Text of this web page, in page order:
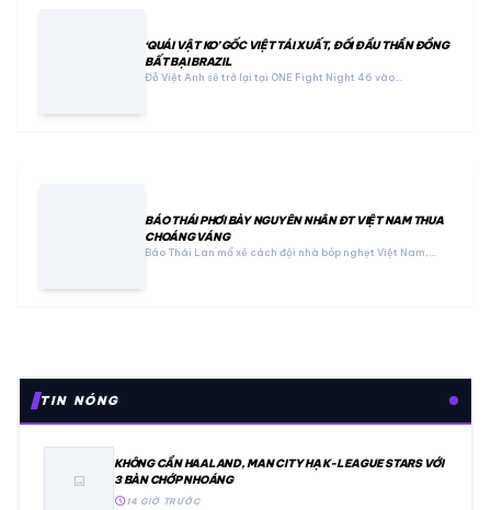
‘QUÁI VẬT KO’ GỐC VIỆT TÁI XUẤT, ĐỐI ĐẦU THẦN ĐỒNG
BẤT BẠI BRAZIL
Đỗ Việt Anh sẽ trở lại tại ONE Fight Night 46 vào…
BÁO THÁI PHƠI BÀY NGUYÊN NHÂN ĐT VIỆT NAM THUA
CHOÁNG VÁNG
Báo Thái Lan mổ xẻ cách đội nhà bóp nghẹt Việt Nam,…
TIN NÓNG
image
KHÔNG CẦN HAALAND, MAN CITY HẠ K-LEAGUE STARS VỚI
3 BÀN CHỚP NHOÁNG
schedule14 GIỜ TRƯỚC